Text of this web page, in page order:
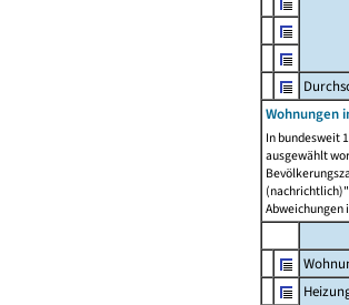
Wohnungen
In bundesweit
ausgewählt
Abweichungen